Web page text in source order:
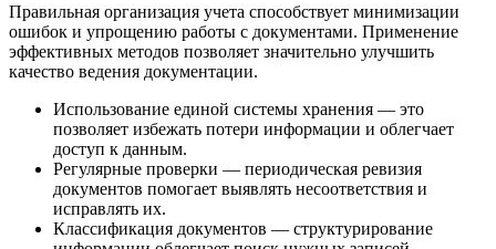
Правильная организация учета способствует минимизации
ошибок и упрощению работы с документами. Применение
эффективных методов позволяет значительно улучшить
качество ведения документации.
Использование единой системы хранения — это
позволяет избежать потери информации и облегчает
доступ к данным.
Регулярные проверки — периодическая ревизия
документов помогает выявлять несоответствия и
исправлять их.
Классификация документов — структурирование